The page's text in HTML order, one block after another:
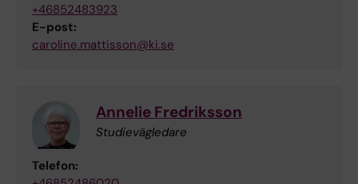
+46852483923
E-post:
caroline.mattisson@ki.se
Annelie Fredriksson
Studievägledare
Telefon: